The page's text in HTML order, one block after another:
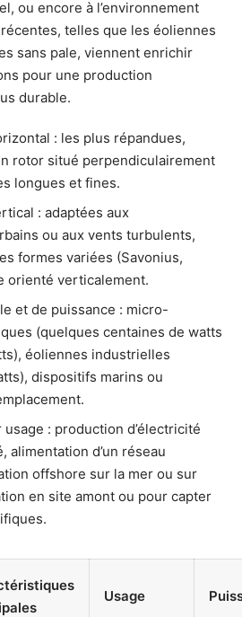
ou encore à l’environnement
telles que les éoliennes
sans pale, viennent enrichir
pour une production
durable.
: les plus répandues,
rotor situé perpendiculairement
longues et fines.
: adaptées aux
ou aux vents turbulents,
formes variées (Savonius,
orienté verticalement.
et de puissance : micro-
(quelques centaines de watts
éoliennes industrielles
dispositifs marins ou
: production d’électricité
alimentation d’un réseau
offshore sur la mer ou sur
en site amont ou pour capter
Usage